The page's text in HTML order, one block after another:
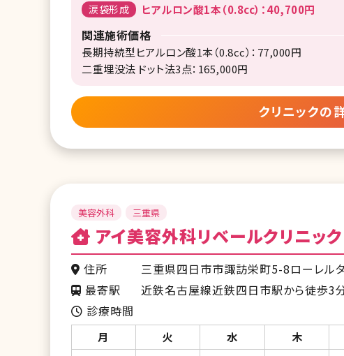
涙袋形成 ヒアルロン酸1本（0.8cc）：40,700円
関連施術価格
長期持続型ヒアルロン酸1本（0.8cc）：77,000円
二重埋没法 ドット法3点：165,000円
クリニックの
美容外科 三重県
アイ美容外科リベールクリニック
住所
三重県四日市市諏訪栄町5-8ローレル
最寄駅
近鉄名古屋線近鉄四日市駅から徒歩3
診療時間
月 火 水 木